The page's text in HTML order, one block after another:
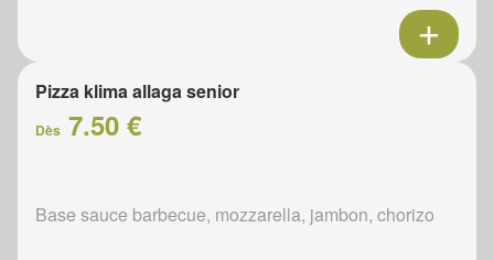
Pizza klima allaga senior
Dès 7.50 €
Base sauce barbecue, mozzarella, jambon, chorizo